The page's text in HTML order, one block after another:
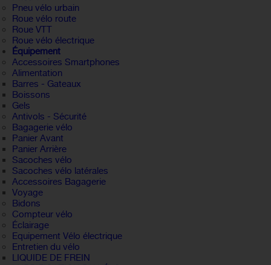
Pneu vélo urbain
Roue vélo route
Roue VTT
Roue vélo électrique
Équipement
Accessoires Smartphones
Alimentation
Barres - Gateaux
Boissons
Gels
Antivols - Sécurité
Bagagerie vélo
Panier Avant
Panier Arrière
Sacoches vélo
Sacoches vélo latérales
Accessoires Bagagerie
Voyage
Bidons
Compteur vélo
Éclairage
Equipement Vélo électrique
Entretien du vélo
LIQUIDE DE FREIN